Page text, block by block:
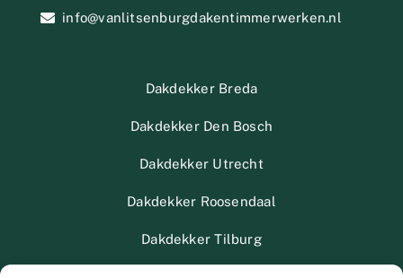
info@vanlitsenburgdakentimmerwerken.nl
Dakdekker Breda
Dakdekker Den Bosch
Dakdekker Utrecht
Dakdekker Roosendaal
Dakdekker Tilburg